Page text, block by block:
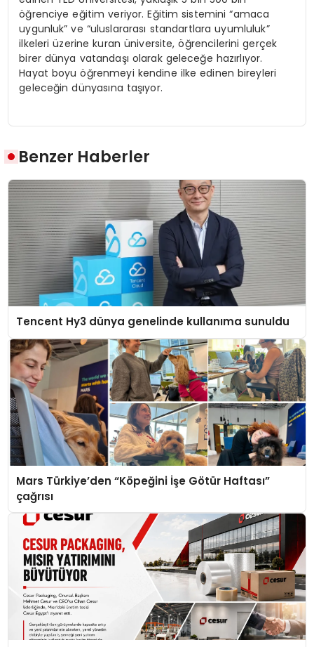
öğrenciye eğitim veriyor. Eğitim sistemini “amaca
uygunluk” ve “uluslararası standartlara uyumluluk”
ilkeleri üzerine kuran üniversite, öğrencilerini gerçek
birer dünya vatandaşı olarak geleceğe hazırlıyor.
Hayat boyu öğrenmeyi kendine ilke edinen bireyleri
geleceğin dünyasına taşıyor.
Benzer Haberler
Tencent Hy3 dünya genelinde kullanıma sunuldu
Mars Türkiye’den “Köpeğini İşe Götür Haftası”
çağrısı